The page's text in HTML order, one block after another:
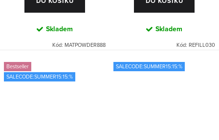
Skladem
Kód: MATPOWDER888
Skladem
Kód: REFILL030
Bestseller
SALECODE:SUMMER15:15:%
SALECODE:SUMMER15:15:%